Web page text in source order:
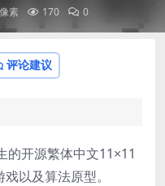
像素 170 0
评论建议
的开源繁体中文11×11
以及算法原型。